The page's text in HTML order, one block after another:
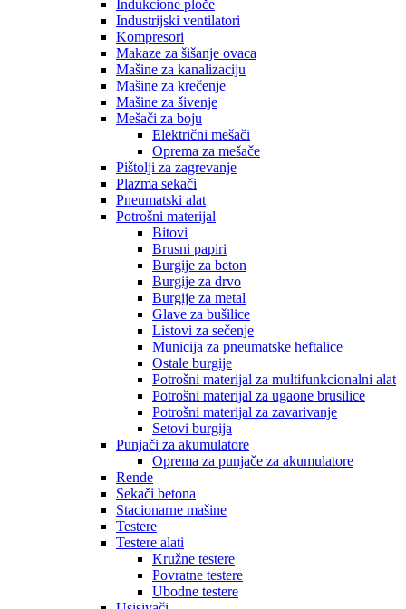
Indukcione ploče
Industrijski ventilatori
Kompresori
Makaze za šišanje ovaca
Mašine za kanalizaciju
Mašine za krečenje
Mašine za šivenje
Mešači za boju
Električni mešači
Oprema za mešače
Pištolji za zagrevanje
Plazma sekači
Pneumatski alat
Potrošni materijal
Bitovi
Brusni papiri
Burgije za beton
Burgije za drvo
Burgije za metal
Glave za bušilice
Listovi za sečenje
Municija za pneumatske heftalice
Ostale burgije
Potrošni materijal za multifunkcionalni alat
Potrošni materijal za ugaone brusilice
Potrošni materijal za zavarivanje
Setovi burgija
Punjači za akumulatore
Oprema za punjače za akumulatore
Rende
Sekači betona
Stacionarne mašine
Testere
Testere alati
Kružne testere
Povratne testere
Ubodne testere